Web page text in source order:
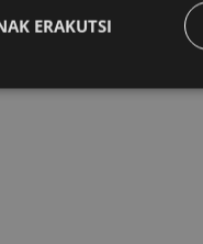
ERAKUTSI